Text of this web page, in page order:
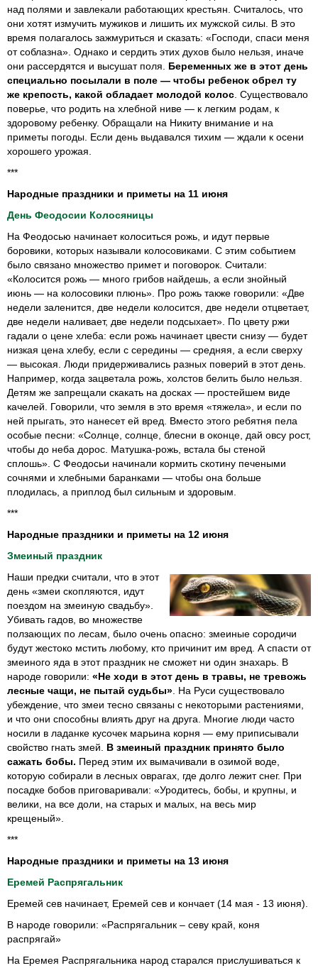
над полями и завлекали работающих крестьян. Считалось, что
они хотят измучить мужиков и лишить их мужской силы. В это
время полагалось зажмуриться и сказать: «Господи, спаси меня
от соблазна». Однако и сердить этих духов было нельзя, иначе
они рассердятся и высушат поля. Беременных же в этот день
специально посылали в поле — чтобы ребенок обрел ту
же крепость, какой обладает молодой колос . Существовало
поверье, что родить на хлебной ниве — к легким родам, к
здоровому ребенку. Обращали на Никиту внимание и на
приметы погоды. Если день выдавался тихим — ждали к осени
хорошего урожая.
***
Народные праздники и приметы на 11 июня
День Феодосии Колосяницы
На Феодосью начинает колоситься рожь, и идут первые
боровики, которых называли колосовиками. С этим событием
было связано множество примет и поговорок. Считали:
«Колосится рожь — много грибов найдешь, а если знойный
июнь — на колосовики плюнь». Про рожь также говорили: «Две
недели заленится, две недели колосится, две недели отцветает,
две недели наливает, две недели подсыхает». По цвету ржи
гадали о цене хлеба: если рожь начинает цвести снизу — будет
низкая цена хлебу, если с середины — средняя, а если сверху
— высокая. Люди придерживались разных поверий в этот день.
Например, когда зацветала рожь, холстов белить было нельзя.
Детям же запрещали скакать на досках — простейшем виде
качелей. Говорили, что земля в это время «тяжела», и если по
ней прыгать, это нанесет ей вред. Вместо этого ребятня пела
особые песни: «Солнце, солнце, блесни в оконце, дай овсу рост,
чтобы до неба дорос. Матушка-рожь, встала бы стеной
сплошь». С Феодосьи начинали кормить скотину печеными
сочнями и хлебными баранками — чтобы она больше
плодилась, а приплод был сильным и здоровым.
***
Народные праздники и приметы на 12 июня
Змеиный праздник
Наши предки считали, что в этот
день «змеи скопляются, идут
поездом на змеиную свадьбу».
Убивать гадов, во множестве
ползающих по лесам, было очень опасно: змеиные сородичи
будут жестоко мстить любому, кто причинит им вред. А спасти от
змеиного яда в этот праздник не сможет ни один знахарь. В
народе говорили: «Не ходи в этот день в травы, не тревожь
лесные чащи, не пытай судьбы» . На Руси существовало
убеждение, что змеи тесно связаны с некоторыми растениями,
и что они способны влиять друг на друга. Многие люди часто
носили в ладанке кусочек марьина корня — ему приписывали
свойство гнать змей. В змеиный праздник принято было
сажать бобы. Перед этим их вымачивали в озимой воде,
которую собирали в лесных оврагах, где долго лежит снег. При
посадке бобов приговаривали: «Уродитесь, бобы, и крупны, и
велики, на все доли, на старых и малых, на весь мир
крещеный».
***
Народные праздники и приметы на 13 июня
Еремей Распрягальник
Еремей сев начинает, Еремей сев и кончает (14 мая - 13 июня).
В народе говорили: «Распрягальник – севу край, коня
распрягай»
На Еремея Распрягальника народ старался прислушиваться к